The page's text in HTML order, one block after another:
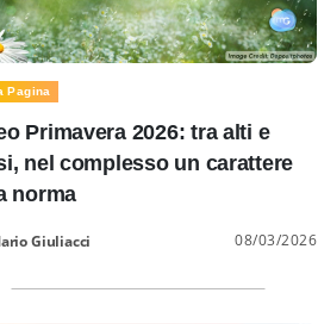
Pagina
Primavera 2026: tra alti e
nel complesso un carattere
norma
Giuliacci 08/03/2026